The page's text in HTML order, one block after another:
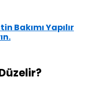
Bakımı Yapılır